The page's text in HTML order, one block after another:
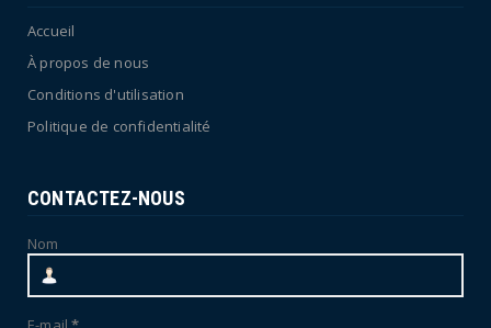
Accueil
À propos de nous
Conditions d'utilisation
Politique de confidentialité
CONTACTEZ-NOUS
Nom